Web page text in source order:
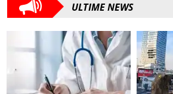
ULTIME NEWS